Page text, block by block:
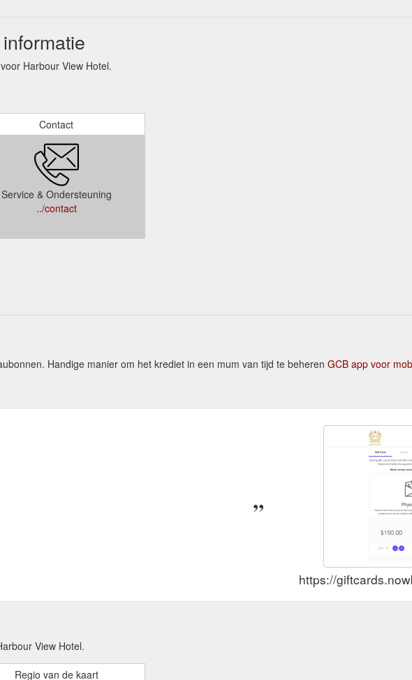
Harbour View Hotel.
Contact
Service & Ondersteuning
../contact
Handige manier om het krediet in een mum van tijd te beheren GCB app voor
https://
View Hotel.
Regio van de kaart